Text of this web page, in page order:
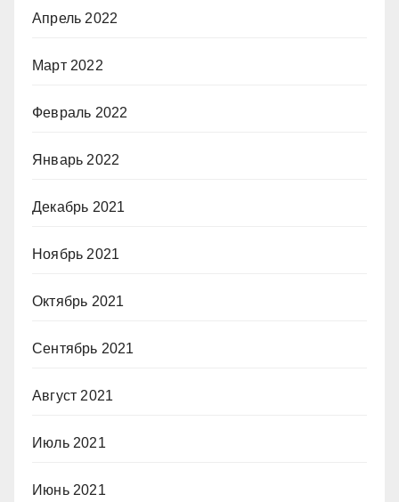
Апрель 2022
Март 2022
Февраль 2022
Январь 2022
Декабрь 2021
Ноябрь 2021
Октябрь 2021
Сентябрь 2021
Август 2021
Июль 2021
Июнь 2021